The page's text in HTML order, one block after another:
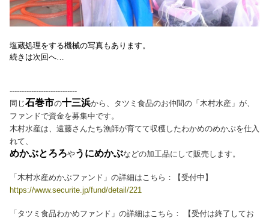
塩蔵処理をする機械の写真もあります。
続きは次回へ…
----------------------------
同じ石巻市の十三浜から、タツミ食品のお仲間の「木村水産」が、
ファンドで資金を募集中です。
木村水産は、遠藤さんたち漁師が育てて収穫したわかめのめかぶを仕入
れて、
めかぶとろろやうにめかぶなどの加工品にして販売します。
「木村水産めかぶファンド」の詳細はこちら：【受付中】
https://www.securite.jp/fund/detail/221
「タツミ食品わかめファンド」の詳細はこちら： 【受付は終了してお